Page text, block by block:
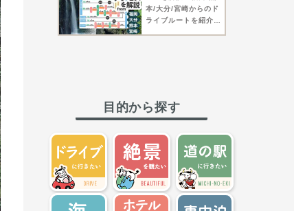
本/大分/宮崎からのド
ライブルートを紹介！
目的から探す